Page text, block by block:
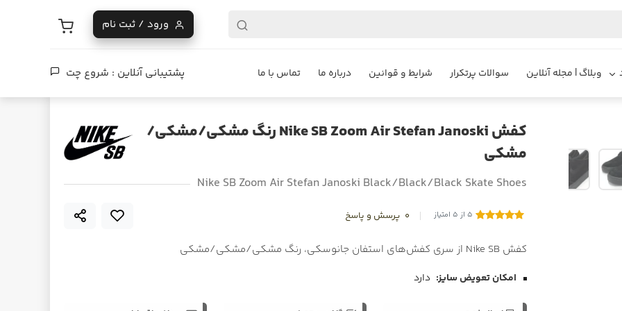
ورود / ثبت نام
وبلاگ | مجله آنلاین سوالات پرتکرار شرایط و قوانین درباره ما تماس با ما پشتیبانی آنلاین : شروع چت
کفش Nike SB Zoom Air Stefan Janoski رنگ مشکی/مشکی/
مشکی
Nike SB Zoom Air Stefan Janoski ‌‌Black/Black/Black Skate Shoes
5 از 5 امتیاز 0 پرسش و پاسخ
کفش Nike SB از سری کفش‌های استفان جانوسکی، رنگ مشکی/مشکی/مشکی
امکان تعویض سایز: دارد